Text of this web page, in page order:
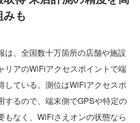
も
、全国数十万箇所の店舗や施設
リアのWiFiアクセスポイントで端
している。測位はWiFiアクセスポ
するので、端末側でGPSや特定の
もなく、WiFiさえオンの状態なら